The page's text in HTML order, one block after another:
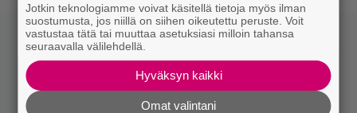
Jotkin teknologiamme voivat käsitellä tietoja myös ilman
suostumusta, jos niillä on siihen oikeutettu peruste. Voit
vastustaa tätä tai muuttaa asetuksiasi milloin tahansa
seuraavalla välilehdellä.
Hyväksyn kaikki
Omat valintani